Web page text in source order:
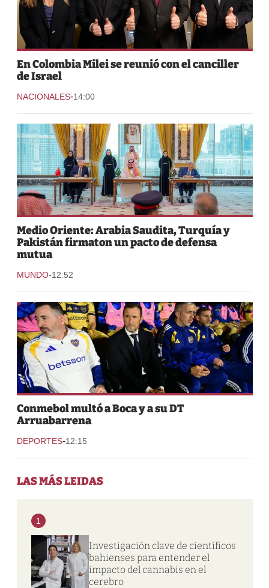
En Colombia Milei se reunió con el canciller
de Israel
NACIONALES-14:00
Medio Oriente: Arabia Saudita, Turquía y
Pakistán firmaton un pacto de defensa
mutua
MUNDO-12:52
Conmebol multó a Boca y a su DT
Arruabarrena
DEPORTES-12:15
LAS MÁS LEIDAS
1
Investigación clave de científicos
bahienses para entender el
impacto del cannabis en el
cerebro